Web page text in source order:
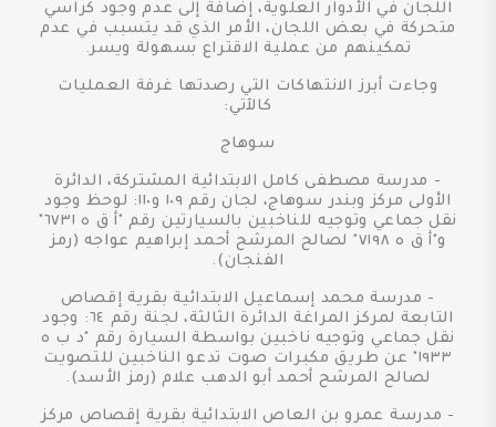
اللجان في الأدوار العلوية، إضافة إلى عدم وجود كراسي
متحركة في بعض اللجان، الأمر الذي قد يتسبب في عدم
تمكينهم من عملية الاقتراع بسهولة ويسر.
وجاءت أبرز الانتهاكات التي رصدتها غرفة العمليات
كالآتي:
سوهاج
- مدرسة مصطفى كامل الابتدائية المشتركة، الدائرة
الأولى مركز وبندر سوهاج، لجان رقم ١٠٩ و١١٠: لوحظ وجود
نقل جماعي وتوجيه للناخبين بالسيارتين رقم "أ ق ه ٦٧٣١"
و"أ ق ه ٧١٩٨" لصالح المرشح أحمد إبراهيم عواجه (رمز
الفنجان).
- مدرسة محمد إسماعيل الابتدائية بقرية إقصاص
التابعة لمركز المراغة الدائرة الثالثة، لجنة رقم ٦٤: وجود
نقل جماعي وتوجيه ناخبين بواسطة السيارة رقم "د ب ه
١٩٣٣" عن طريق مكبرات صوت تدعو الناخبين للتصويت
لصالح المرشح أحمد أبو الدهب علام (رمز الأسد).
- مدرسة عمرو بن العاص الابتدائية بقرية إقصاص مركز